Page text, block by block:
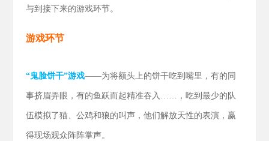
与到接下来的游戏环节。
游戏环节
“鬼脸饼干”游戏——为将额头上的饼干吃到嘴里，有的同
事挤眉弄眼，有的鱼跃而起精准吞入……，吃到最少的队
伍模拟了猫、公鸡和狼的叫声，他们解放天性的表演，赢
得现场观众阵阵掌声。